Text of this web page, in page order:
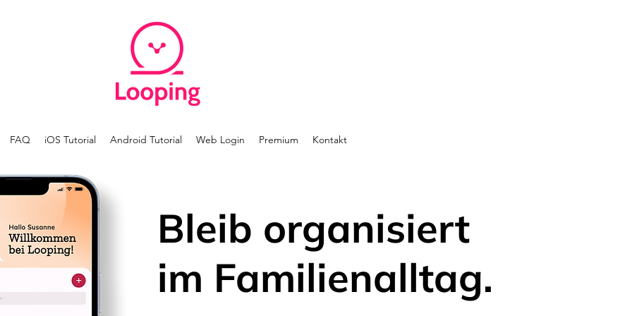
FAQ iOS Tutorial Android Tutorial Web Login Premium Kontakt
Bleib organisiert
im Familienalltag.